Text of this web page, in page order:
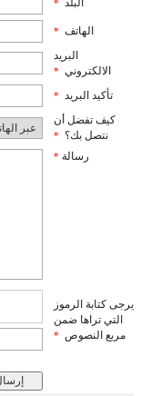
*
الهاتف *
البريد
الالكتروني *
تأكيد البريد *
كيف تفضل أن
نتصل بك؟ *
رسالة *
يرجى كتابة الرموز
التي تراها ضمن
مربع النصوص *